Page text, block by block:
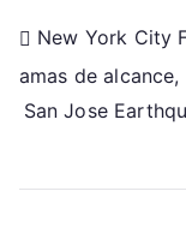
Post
New York City
amas de
San Jose